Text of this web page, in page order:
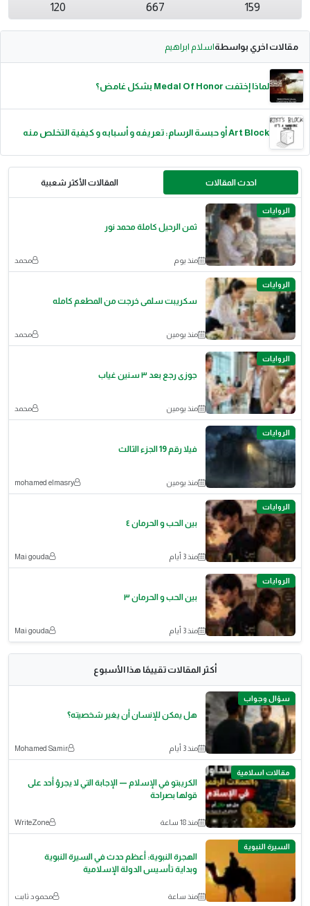
159
667
120
مقالات اخري بواسطةاسلام ابراهيم
لماذا إختفت Medal Of Honor بشكل غامض؟
Art Block أو حبسة الرسام: تعريفه و أسبابه و كيفية التخلص منه
احدث المقالات المقالات الأكثر شعبية
الروايات
ثمن الرحيل كاملة محمد نور
منذ يوم محمد
الروايات
سكريبت سلمى خرجت من المطعم كامله
منذ يومين محمد
الروايات
جوزى رجع بعد ٣ سنين غياب
منذ يومين محمد
الروايات
فيلا رقم 19 الجزء الثالث
منذ يومين mohamed elmasry
الروايات
بين الحب و الحرمان ٤
منذ 3 أيام Mai gouda
الروايات
بين الحب و الحرمان ٣
منذ 3 أيام Mai gouda
أكثر المقالات تقييمًا هذا الأسبوع
سؤال وجواب
هل يمكن للإنسان أن يغير شخصيته؟
منذ 3 أيام Mohamed Samir
مقالات اسلامية
الكريبتو في الإسلام — الإجابة التي لا يجرؤ أحد على
قولها بصراحة
منذ 18 ساعة WriteZone
السيرة النبوية
الهجرة النبوية: أعظم حدث في السيرة النبوية
وبداية تأسيس الدولة الإسلامية
منذ ساعة محمود ثابت